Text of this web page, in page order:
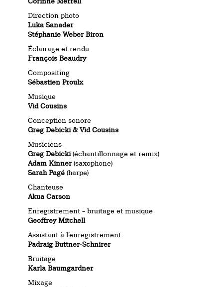
Direction photo
Luka Sanader
Stéphanie Weber Biron
Éclairage et rendu
François Beaudry
Compositing
Sébastien Proulx
Musique
Vid Cousins
Conception sonore
Greg Debicki & Vid Cousins
Musiciens
Greg Debicki(échantillonnage et remix)
Adam Kinner(saxophone)
Sarah Pagé (harpe)
Chanteuse
Akua Carson
Enregistrement – bruitage et musique
Geoffrey Mitchell
Assistant à l’enregistrement
Padraig Buttner-Schnirer
Bruitage
Karla Baumgardner
Mixage